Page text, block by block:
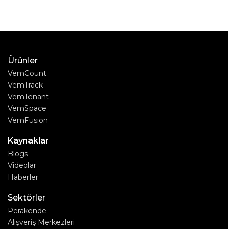
Ürünler
VemCount
VemTrack
VemTenant
VemSpace
VemFusion
Kaynaklar
Blogs
Videolar
Haberler
Sektörler
Perakende
Alışveriş Merkezleri